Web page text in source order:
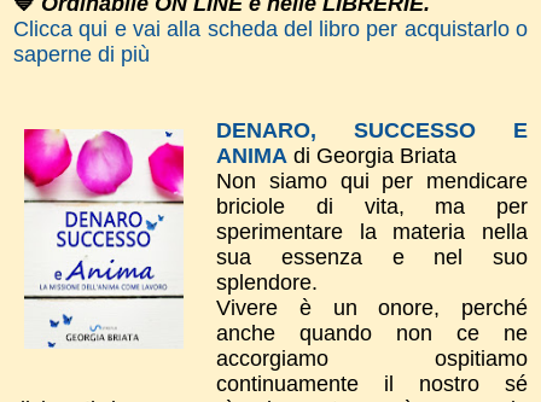
Clicca qui e vai alla scheda del libro per acquistarlo o
saperne di più
DENARO, SUCCESSO E
ANIMA di Georgia Briata
Non siamo qui per mendicare
briciole di vita, ma per
sperimentare la materia nella
sua essenza e nel suo
splendore.
Vivere è un onore, perché
anche quando non ce ne
accorgiamo ospitiamo
continuamente il nostro sé